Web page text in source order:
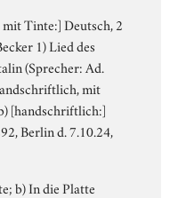
Tinte:] Deutsch, 2
1) Lied des
(Sprecher: Ad.
mit
[handschriftlich:]
Berlin d. 7.10.24,
b) In die Platte